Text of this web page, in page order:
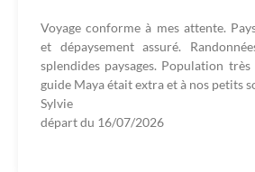
Voyage conforme à mes attente.
et dépaysement assuré.
splendides paysages. Population
guide Maya était extra et à nos petits
Sylvie
départ du 16/07/2026